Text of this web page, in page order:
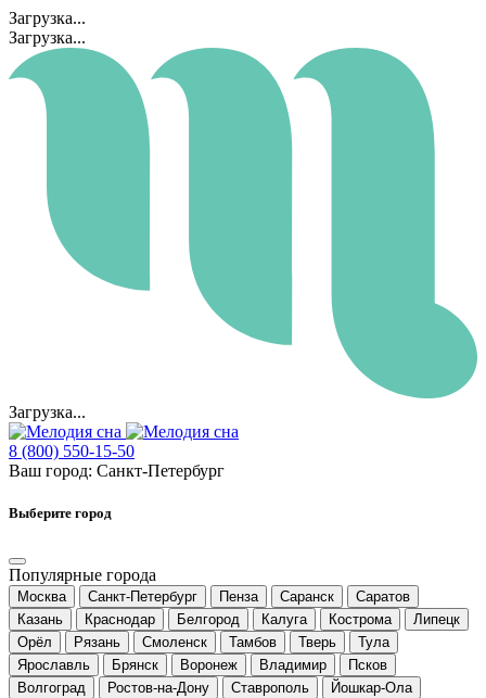
Загрузка...
Загрузка...
Загрузка...
8 (800) 550-15-50
Ваш город: Санкт-Петербург
Выберите город
Популярные города
Москва Санкт-Петербург Пенза Саранск
Саратов
Казань
Краснодар Белгород Калуга Кострома
Липецк
Орёл
Рязань Смоленск Тамбов Тверь
Тула
Ярославль
Брянск Воронеж Владимир
Псков
Волгоград
Ростов-на-Дону Ставрополь
Йошкар-Ола